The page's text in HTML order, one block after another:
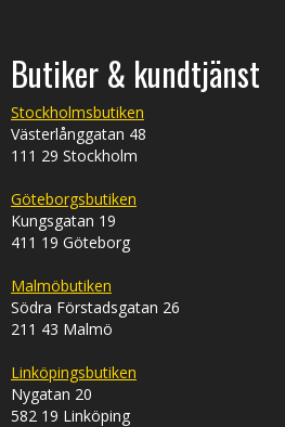
Butiker & kundtjänst
Stockholmsbutiken
Västerlånggatan 48
111 29 Stockholm
Göteborgsbutiken
Kungsgatan 19
411 19 Göteborg
Malmöbutiken
Södra Förstadsgatan 26
211 43 Malmö
Linköpingsbutiken
Nygatan 20
582 19 Linköping